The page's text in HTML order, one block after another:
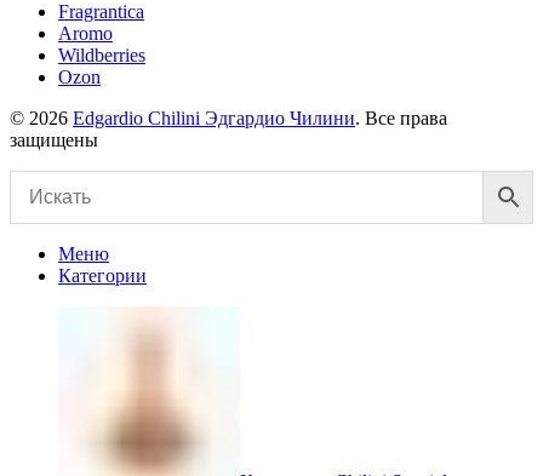
Fragrantica
Aromo
Wildberries
Ozon
© 2026 Edgardio Chilini Эдгардио Чилини. Все права
защищены
Меню
Категории